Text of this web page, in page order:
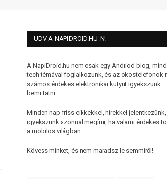
ÜDV A NAPIDROID.HU-N!
A NapiDroid.hu nem csak egy Andriod blog,
tech témával foglalkozunk, és az okostelefonok
számos érdekes elektronikai kütyüt igyekszünk
bemutatni.
Minden nap friss cikkekkel, hírekkel jelentkezünk,
igyekszünk azonnal megírni, ha valami érdekes
a mobilos világban.
Kövess minket, és nem maradsz le semmiről!